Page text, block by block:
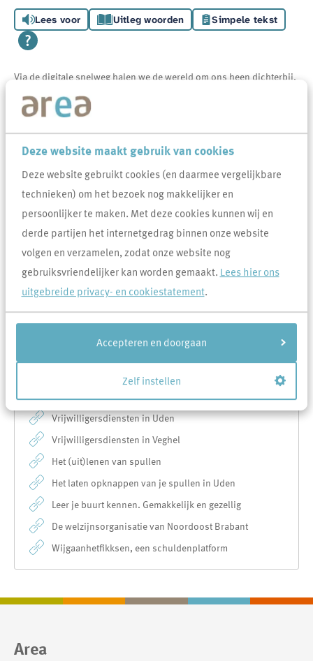
Deze website maakt gebruik van cookies
Deze website gebruikt cookies (en daarmee vergelijkbare
technieken) om het bezoek nog makkelijker en
persoonlijker te maken. Met deze cookies kunnen wij en
derde partijen het internetgedrag binnen onze website
volgen en verzamelen, zodat onze website nog
gebruiksvriendelijker kan worden gemaakt. Lees hier ons
uitgebreide privacy- en cookiestatement.
Accepteren en doorgaan
Zelf instellen
Lees voor Uitleg woorden Simpele tekst
Via de digitale snelweg halen we de wereld om ons heen dichterbij.
Zo zijn er allerlei websites, digitale platforms en apps erop gericht
om ons leven makkelijker te maken. Area deelt de digitale
mogelijkheden die het leven fijner en eenvoudiger maken graag met
jou.
De lijst met links aan de zijkant van deze webpagina geeft een
overzicht van wat er in jouw buurt speelt en welk voordeel je ermee
kunt doen. Heb je bijvoorbeeld iets nodig, maar geen zin om het te
kopen? Leen makkelijk en snel spullen van je buren via de website
Peerby. Bovendien leer je je buren ook nog eens beter kennen.
rijtje? Geef het dan aan ons door viaMijn vraag.
Dan plaatsen wij deze tip hier op onze website.
Vrijwilligersdiensten in Uden
Vrijwilligersdiensten in Veghel
Het (uit)lenen van spullen
Het laten opknappen van je spullen in Uden
Leer je buurt kennen. Gemakkelijk en gezellig
De welzijnsorganisatie van Noordoost Brabant
Wijgaanhetfikksen, een schuldenplatform
Contactinformatie
Area